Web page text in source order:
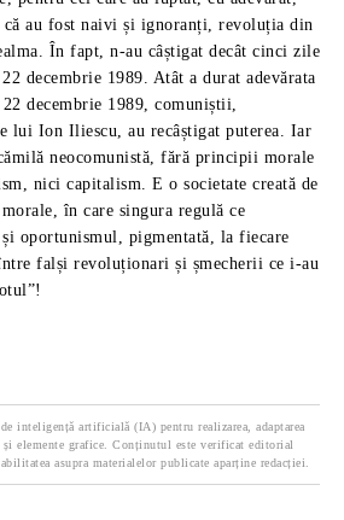
inteligență artificială (IA) pentru realizarea, adaptarea
elemente grafice. Conținutul este verificat editorial
asupra materialelor publicate aparține redacției.